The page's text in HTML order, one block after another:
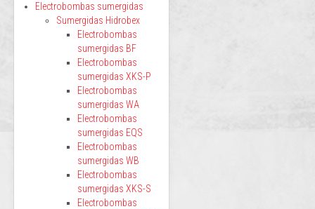
Electrobombas sumergidas
Sumergidas Hidrobex
Electrobombas
sumergidas BF
Electrobombas
sumergidas XKS-P
Electrobombas
sumergidas WA
Electrobombas
sumergidas EQS
Electrobombas
sumergidas WB
Electrobombas
sumergidas XKS-S
Electrobombas